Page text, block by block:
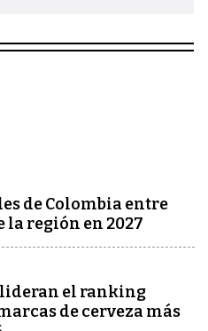
de Colombia entre
la región en 2027
lideran el ranking
de cerveza más